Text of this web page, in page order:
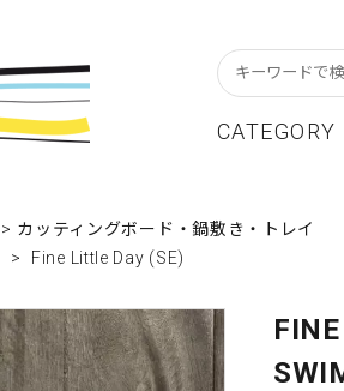
CATEGORY
カレンダー
リビング
グリーティングカード
レコード・CD
アパレルブランドAtoZ
Staff Blog
卸販売について
> カッティングボード・鍋敷き・トレイ
> Fine Little Day (SE)